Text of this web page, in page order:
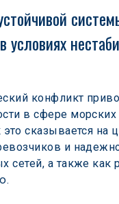
условиях
конфликт
в сфере
это сказывается на
и
сетей, а также как